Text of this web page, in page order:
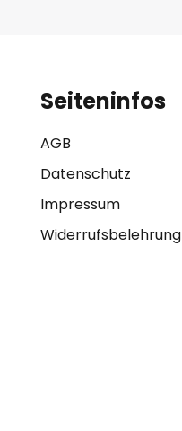
Seiteninfos
AGB
Datenschutz
Impressum
Widerrufsbelehrung